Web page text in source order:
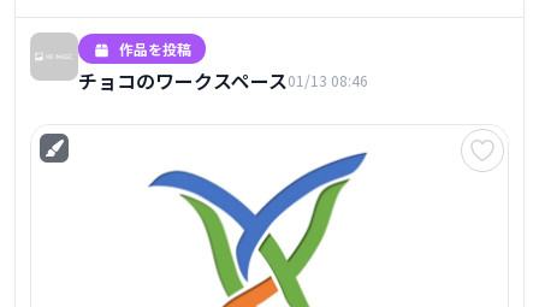
作品を投稿
チョコのワークスペース01/13 08:46